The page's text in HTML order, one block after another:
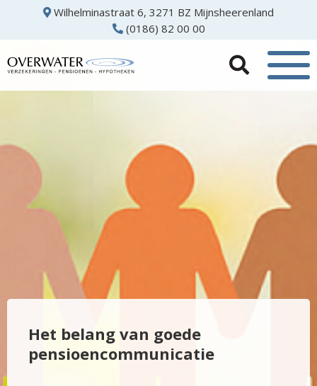
Wilhelminastraat 6, 3271 BZ Mijnsheerenland
(0186) 82 00 00
Het belang van goede
pensioencommunicatie